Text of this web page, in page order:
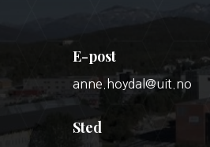
E-post
anne.hoydal@uit.no
Sted